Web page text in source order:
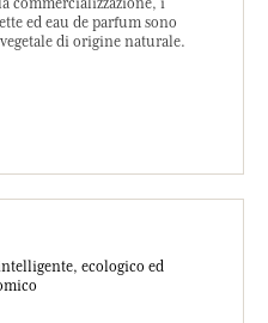
commercializzazione, i
ed eau de parfum sono
di origine naturale.